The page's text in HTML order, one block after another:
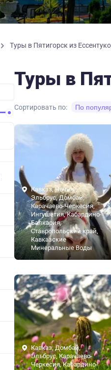
Туры в Пятигорск из
Туры в
Сортировать по: По
Кавказ, Чечня,
Эльбрус, Домбай,
Карачаево-Черкесия,
Ингушетия, Кабардино-
Балкария,
Ставропольский край,
Кавказские
Минеральные Воды
Кавказ, Домбай,
Эльбрус, Карачаево-
Черкесия, Кабардино-